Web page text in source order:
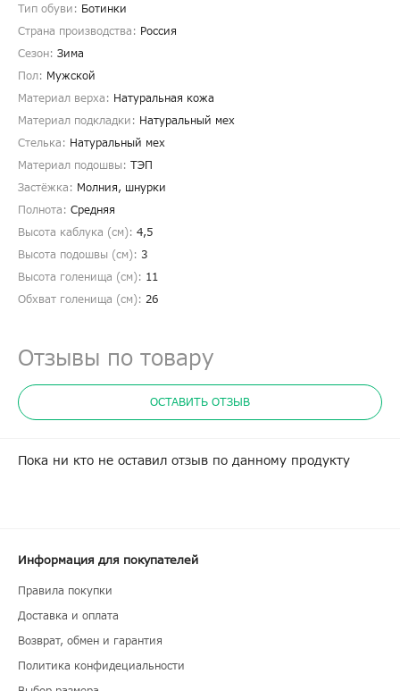
Тип обуви: Ботинки
Страна производства: Россия
Сезон: Зима
Пол: Мужской
Материал верха: Натуральная кожа
Материал подкладки: Натуральный мех
Стелька: Натуральный мех
Материал подошвы: ТЭП
Застёжка: Молния, шнурки
Полнота: Средняя
Высота каблука (см): 4,5
Высота подошвы (см): 3
Высота голенища (cм): 11
Обхват голенища (cм): 26
Отзывы по товару
ОСТАВИТЬ ОТЗЫВ
Пока ни кто не оставил отзыв по данному продукту
Информация для покупателей
Правила покупки
Доставка и оплата
Возврат, обмен и гарантия
Политика конфидециальности